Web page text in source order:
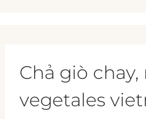
Chả giò
vegetales